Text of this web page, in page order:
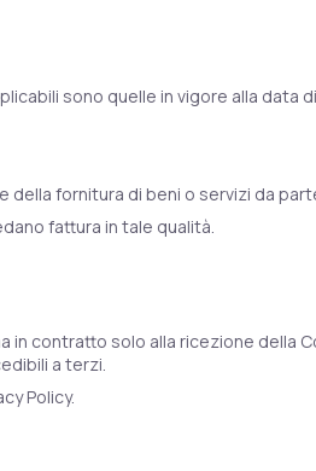
sono quelle in vigore alla data
della fornitura di beni o servizi da
fattura in tale qualità.
contratto solo alla ricezione della
a terzi.
Policy.